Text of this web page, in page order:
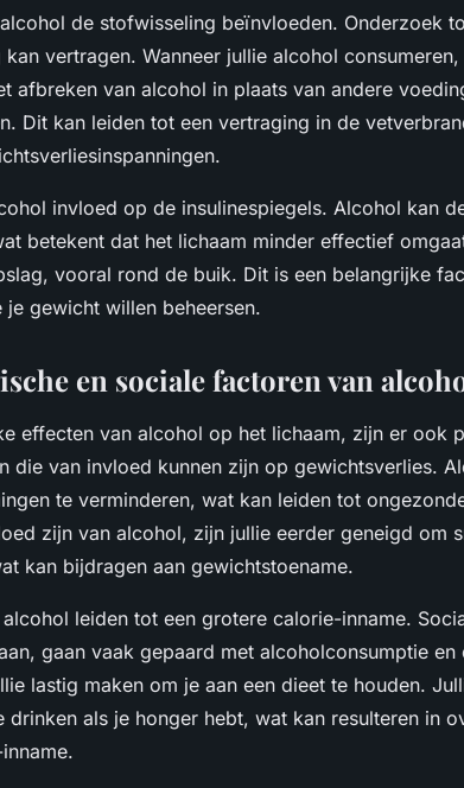
de stofwisseling beïnvloeden. Onderzoek
vertragen. Wanneer jullie alcohol
afbreken van alcohol in plaats van andere
Dit kan leiden tot een vertraging in de
invloed op de insulinespiegels. Alcohol kan
betekent dat het lichaam minder effectief
vooral rond de buik. Dit is een belangrijke
je gewicht willen beheersen.
en sociale factoren van
effecten van alcohol op het lichaam, zijn er ook
die van invloed kunnen zijn op gewichtsverlies.
te verminderen, wat kan leiden tot
zijn van alcohol, zijn jullie eerder geneigd om
kan bijdragen aan gewichtstoename.
leiden tot een grotere calorie-inname.
gaan vaak gepaard met alcoholconsumptie
lastig maken om je aan een dieet te houden.
drinken als je honger hebt, wat kan resulteren in